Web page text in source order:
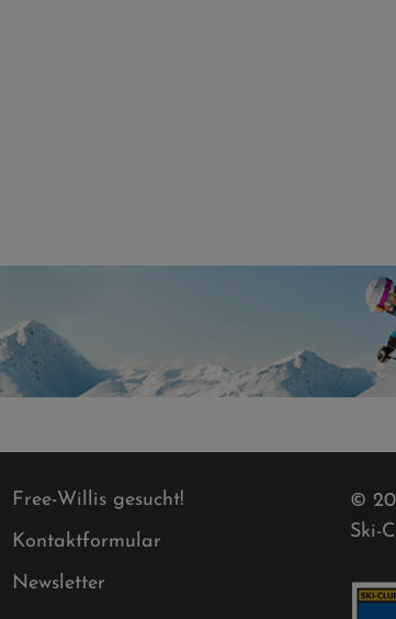
Free-Willis gesucht!
Kontaktformular
Newsletter
©
Ski-